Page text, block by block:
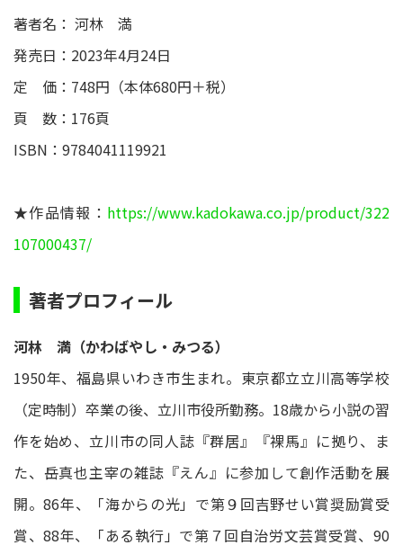
著者名： 河林 満
発売日：2023年4月24日
定 価：748円（本体680円＋税）
頁 数：176頁
ISBN：9784041119921
★作品情報： https://www.kadokawa.co.jp/product/322
107000437/
著者プロフィール
河林 満（かわばやし・みつる）
1950年、福島県いわき市生まれ。東京都立立川高等学校
（定時制）卒業の後、立川市役所勤務。18歳から小説の習
作を始め、立川市の同人誌『群居』『裸馬』に拠り、ま
た、岳真也主宰の雑誌『えん』に参加して創作活動を展
開。86年、「海からの光」で第９回吉野せい賞奨励賞受
賞、88年、「ある執行」で第７回自治労文芸賞受賞、90